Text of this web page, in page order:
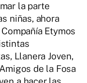
la parte
niñas, ahora
Etymos
Llanera Joven,
de la Fosa